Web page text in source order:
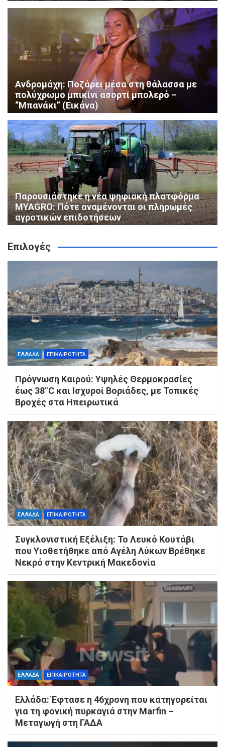
Ανδρομάχη: Ποζάρει μέσα στη θάλασσα με
πολύχρωμο μπικίνι ασορτί μπολερό –
“Μπανάκι” (Εικάνα)
Παρουσιάστηκε η νέα ψηφιακή πλατφόρμα
MYAGRO: Πότε αναμένονται οι πληρωμές
αγροτικών επιδοτήσεων
Επιλογές
ΕΛΛΑΔΑ ΕΠΙΚΑΙΡΟΤΗΤΑ
Πρόγνωση Καιρού: Υψηλές Θερμοκρασίες
έως 38°C και Ισχυροί Βοριάδες, με Τοπικές
Βροχές στα Ηπειρωτικά
ΕΛΛΑΔΑ ΕΠΙΚΑΙΡΟΤΗΤΑ
Συγκλονιστική Εξέλιξη: Το Λευκό Κουτάβι
που Υιοθετήθηκε από Αγέλη Λύκων Βρέθηκε
Νεκρό στην Κεντρική Μακεδονία
ΕΛΛΑΔΑ ΕΠΙΚΑΙΡΟΤΗΤΑ
Ελλάδα: Έφτασε η 46χρονη που κατηγορείται
για τη φονική πυρκαγιά στην Marfin –
Μεταγωγή στη ΓΑΔΑ